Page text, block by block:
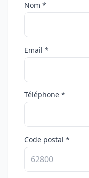
Nom *
Email *
Téléphone *
Code postal *